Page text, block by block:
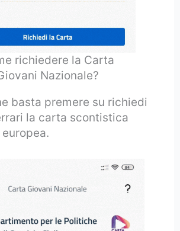
richiedere la Carta
Nazionale?
basta premere su richiedi
la carta scontistica